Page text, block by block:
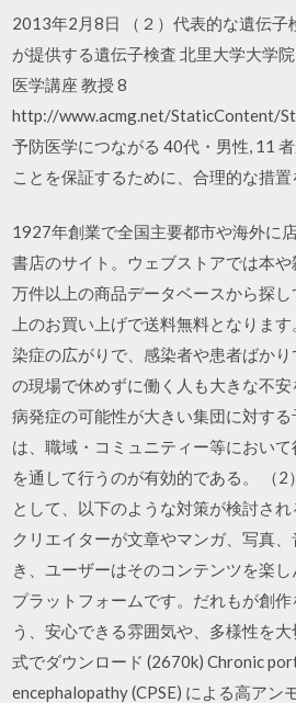
2013年2月8日 （２）代表的な遺伝子
が提供する遺伝子検査 北里大学大学
医学講座 教授 8
http://www.acmg.net/StaticContent/
予防医学につながる 40代・男性, 11
ことを保証するために、合理的な措置
1927年創業で全国主要都市や海外に
書店のサイト。ウェブストアでは本
万件以上の商品データベースから探
上のお買い上げで送料無料となりま
染症の広がりで、感染者や患者ばか
の現場で休めずに働く人も大きな不
病発症の可能性が大きい集団に対す
は、職域・コミュニティー等におい
を通して行うのが有効的である。 （
として、以下のような対策が検討され
クリエイターが文章やマンガ、写真
き、ユーザーはそのコンテンツを楽
プラットフォームです。だれもが創
う、安心できる雰囲気や、多様性を
式でダウンロード (2670k) Chronic
encephalopathy (CPSE) による高アン